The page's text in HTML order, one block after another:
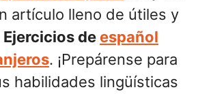
artículo lleno de útiles y
Ejercicios de español
. ¡Prepárense para
habilidades lingüísticas